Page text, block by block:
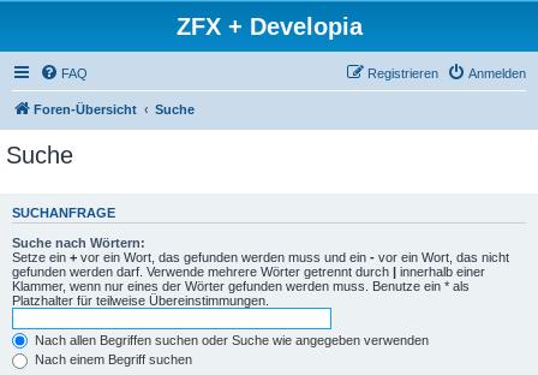
ZFX + Developia
FAQ Anmelden
Registrieren
Foren-Übersicht Suche
Suche
SUCHANFRAGE
Suche nach Wörtern:
Setze ein + vor ein Wort, das gefunden werden muss und ein - vor ein Wort, das nicht
gefunden werden darf. Verwende mehrere Wörter getrennt durch | innerhalb einer
Klammer, wenn nur eines der Wörter gefunden werden muss. Benutze ein * als
Platzhalter für teilweise Übereinstimmungen.
Nach allen Begriffen suchen oder Suche wie angegeben verwenden
Nach einem Begriff suchen